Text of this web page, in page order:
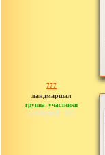
777
ландмаршал
группа: участники
сообщений: 159